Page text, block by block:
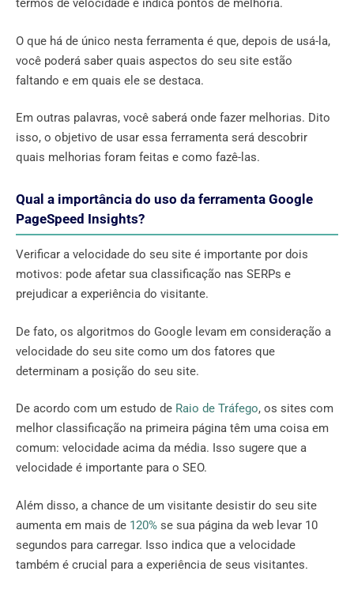
termos de velocidade e indica pontos de melhoria.
O que há de único nesta ferramenta é que, depois de usá-la,
você poderá saber quais aspectos do seu site estão
faltando e em quais ele se destaca.
Em outras palavras, você saberá onde fazer melhorias. Dito
isso, o objetivo de usar essa ferramenta será descobrir
quais melhorias foram feitas e como fazê-las.
Qual a importância do uso da ferramenta Google
PageSpeed ​​Insights?
Verificar a velocidade do seu site é importante por dois
motivos: pode afetar sua classificação nas SERPs e
prejudicar a experiência do visitante.
De fato, os algoritmos do Google levam em consideração a
velocidade do seu site como um dos fatores que
determinam a posição do seu site.
De acordo com um estudo de Raio de Tráfego, os sites com
melhor classificação na primeira página têm uma coisa em
comum: velocidade acima da média. Isso sugere que a
velocidade é importante para o SEO.
Além disso, a chance de um visitante desistir do seu site
aumenta em mais de 120% se sua página da web levar 10
segundos para carregar. Isso indica que a velocidade
também é crucial para a experiência de seus visitantes.